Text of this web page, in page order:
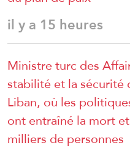
il y a 15 heures
Ministre turc des
stabilité et la sécurité
Liban, où les
ont entraîné la mort
milliers de personnes